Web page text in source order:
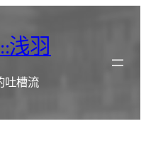
浅羽
吐槽流